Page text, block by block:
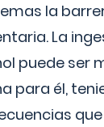
la
La
puede ser
para él,
que